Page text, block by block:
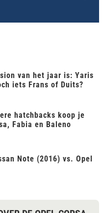
van het jaar is: Yaris
iets Frans of Duits?
hatchbacks koop je
Fabia en Baleno
Note (2016) vs. Opel